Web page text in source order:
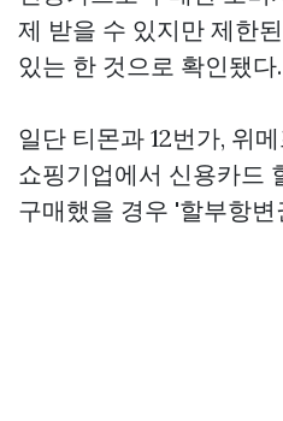
제 받을 수 있지만 제한
있는 한 것으로 확인됐다.
일단 티몬과 12번가, 위
쇼핑기업에서 신용카드
구매했을 경우 '할부항